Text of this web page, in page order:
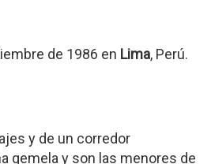
de 1986 en Lima, Perú.
y de un corredor
gemela y son las menores de